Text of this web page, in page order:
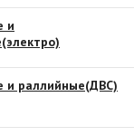
и
и раллийные(ДВС)